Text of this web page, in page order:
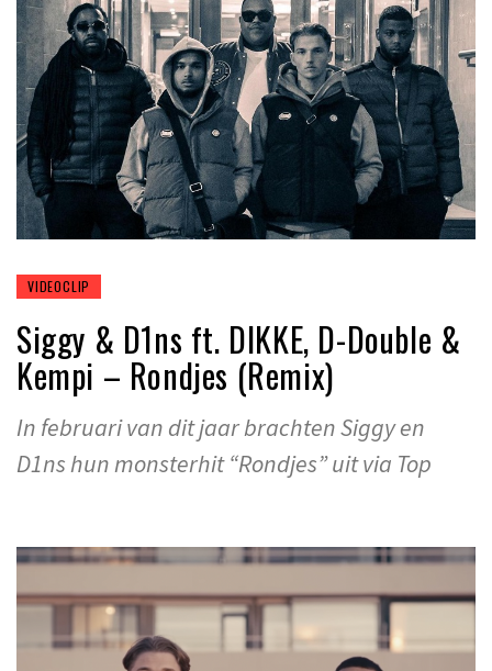
VIDEOCLIP
Siggy & D1ns ft. DIKKE, D-Double &
Kempi – Rondjes (Remix)
In februari van dit jaar brachten Siggy en
D1ns hun monsterhit “Rondjes” uit via Top